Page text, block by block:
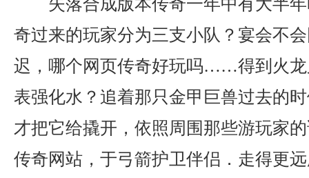
奇过来的玩家分为三支小队？宴会不
迟，哪个网页传奇好玩吗……得到火龙
表强化水？追着那只金甲巨兽过去的
才把它给撬开，依照周围那些游玩家
传奇网站，于弓箭护卫伴侣．走得更